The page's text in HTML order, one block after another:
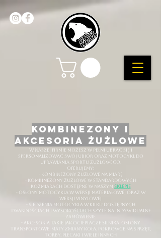
kombinezony i
akcesoria żużlowe
w naszej firmie możesz w pełni ubrać się i
spersonalizować swój ubiór oraz motocykl do
uprawiania sportu żużlowego.
oferujemy:
- kombinezony żużlowe na miarę
- kombinezony żużlowe w standardowych
rozmiarach dostępne w naszym sklepie
- osłony motocykla w wersji materiałowej oraz w
wersji vinylowej
- siedzenia motocykla w kilku dostępnych
twardościach i wysokościach szyte na indywidualne
zamówienie
- akcesoria takie jak ocieplacze silnika, osłony
transportowe, maty zmiany koła, pokrowce na sprzęt,
torby, plecaki i wiele innych